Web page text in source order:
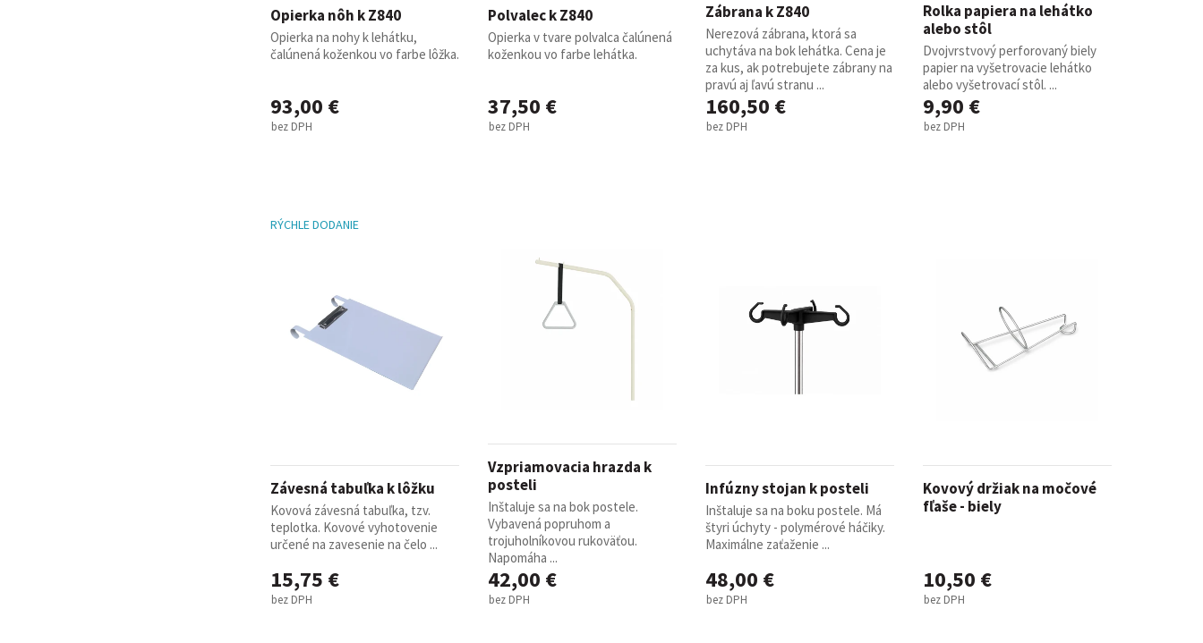
Opierka nôh k Z840
Opierka na nohy k lehátku,
čalúnená koženkou vo farbe lôžka.
93,00 €
bez DPH
Polvalec k Z840
Opierka v tvare polvalca čalúnená
koženkou vo farbe lehátka.
37,50 €
bez DPH
Zábrana k Z840
Nerezová zábrana, ktorá sa
uchytáva na bok lehátka. Cena je
za kus, ak potrebujete zábrany na
pravú aj ľavú stranu ...
160,50 €
bez DPH
Rolka papiera na lehátko
alebo stôl
Dvojvrstvový perforovaný biely
papier na vyšetrovacie lehátko
alebo vyšetrovací stôl. ...
9,90 €
bez DPH
RÝCHLE DODANIE
Závesná tabuľka k lôžku
Kovová závesná tabuľka, tzv.
teplotka. Kovové vyhotovenie
určené na zavesenie na čelo ...
15,75 €
bez DPH
Vzpriamovacia hrazda k
posteli
Inštaluje sa na bok postele.
Vybavená popruhom a
trojuholníkovou rukoväťou.
Napomáha ...
42,00 €
bez DPH
Infúzny stojan k posteli
Inštaluje sa na boku postele. Má
štyri úchyty - polymérové háčiky.
Maximálne zaťaženie ...
48,00 €
bez DPH
Kovový držiak na močové
fľaše - biely
10,50 €
bez DPH